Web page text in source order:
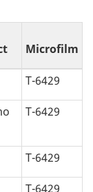
Microfilm
T-6429
T-6429
T-6429
T-6429